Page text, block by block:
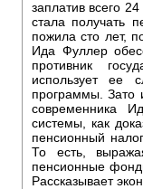
заплатив всего
стала получать
пожила сто лет,
Ида Фуллер
противник
использует ее
программы. Зато
современника
системы, как
пенсионный
То есть,
пенсионные
Рассказывает